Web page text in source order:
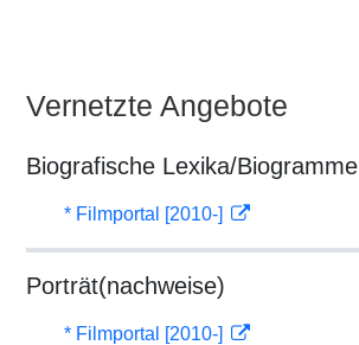
Vernetzte Angebote
Biografische Lexika/Biogramme
* Filmportal [2010-]
Porträt(nachweise)
* Filmportal [2010-]